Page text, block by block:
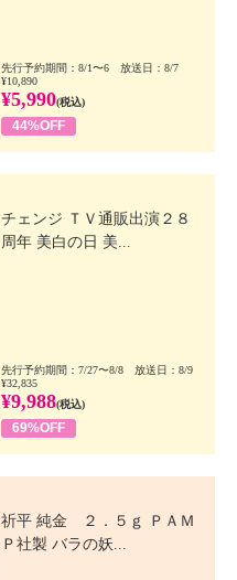
先行予約期間：8/1〜6 放送日：8/7
¥10,890
¥5,990(税込)
44%OFF
チェンジ ＴＶ通販出演２８
周年 美白の日 美...
先行予約期間：7/27〜8/8 放送日：8/9
¥32,835
¥9,988(税込)
69%OFF
祈平 純金 ２．５ｇ ＰＡＭ
Ｐ社製 バラの妖...